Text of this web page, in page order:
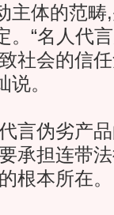
主体的范
。“名人代
社会的信
。
伪劣产品
承担连带
根本所在。